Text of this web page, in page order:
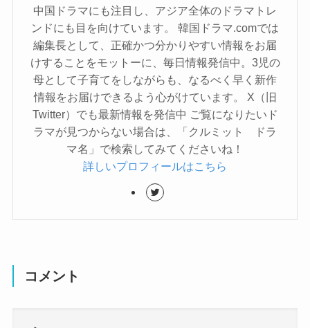
中国ドラマにも注目し、アジア全体のドラマトレ
ンドにも目を向けています。 韓国ドラマ.comでは
編集長として、正確かつ分かりやすい情報をお届
けすることをモットーに、毎日情報発信中。3児の
母として子育てをしながらも、なるべく早く新作
情報をお届けできるよう心がけています。 X（旧
Twitter）でも最新情報を発信中 ご覧になりたいド
ラマが見つからない場合は、「クルミット ドラ
マ名」で検索してみてくださいね！
詳しいプロフィールはこちら
コメント